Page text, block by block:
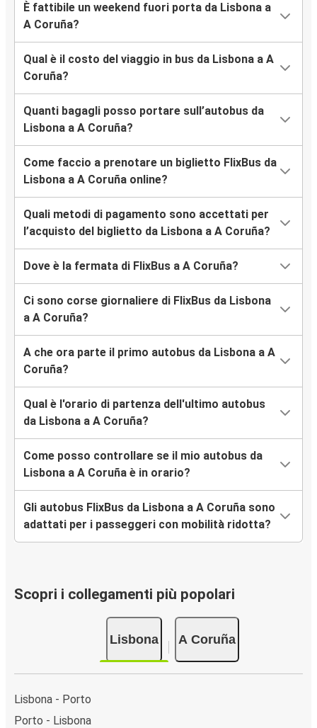
È fattibile un weekend fuori porta da Lisbona a
A Coruña?
Qual è il costo del viaggio in bus da Lisbona a A
Coruña?
Quanti bagagli posso portare sull’autobus da
Lisbona a A Coruña?
Come faccio a prenotare un biglietto FlixBus da
Lisbona a A Coruña online?
Quali metodi di pagamento sono accettati per
l’acquisto del biglietto da Lisbona a A Coruña?
Dove è la fermata di FlixBus a A Coruña?
Ci sono corse giornaliere di FlixBus da Lisbona
a A Coruña?
A che ora parte il primo autobus da Lisbona a A
Coruña?
Qual è l'orario di partenza dell'ultimo autobus
da Lisbona a A Coruña?
Come posso controllare se il mio autobus da
Lisbona a A Coruña è in orario?
Gli autobus FlixBus da Lisbona a A Coruña sono
adattati per i passeggeri con mobilità ridotta?
Scopri i collegamenti più popolari
Lisbona A Coruña
Lisbona - Porto
Porto - Lisbona